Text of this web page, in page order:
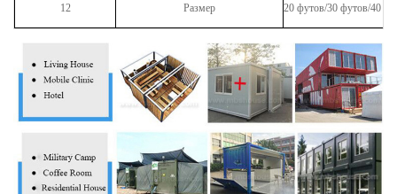
12 Размер 20 футов/30 футов/40